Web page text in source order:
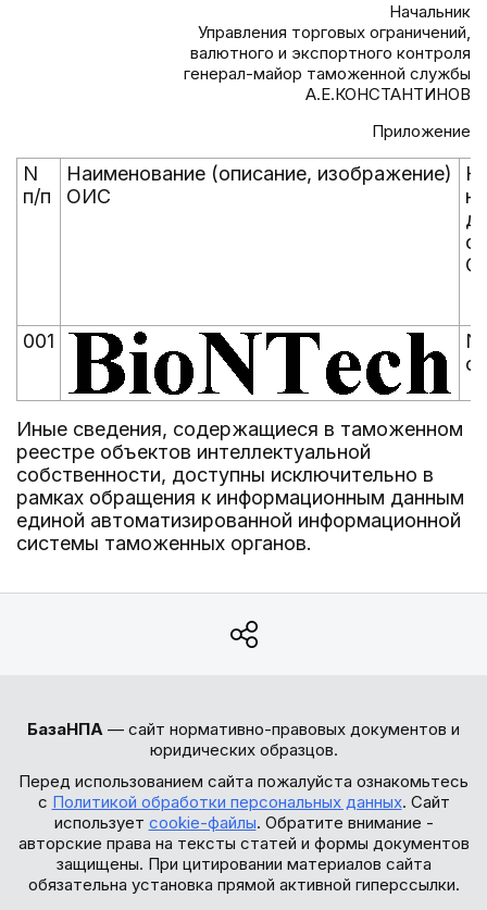
Начальник
Управления торговых ограничений,
валютного и экспортного контроля
генерал-майор таможенной службы
А.Е.КОНСТАНТИНОВ
Приложение
N
п/п
Наименование (описание, изображение)
ОИС
001
N
Иные сведения, содержащиеся в таможенном
реестре объектов интеллектуальной
собственности, доступны исключительно в
рамках обращения к информационным данным
единой автоматизированной информационной
системы таможенных органов.
БазаНПА — сайт нормативно-правовых документов и
юридических образцов.
Перед использованием сайта пожалуйста ознакомьтесь
с Политикой обработки персональных данных. Сайт
использует cookie-файлы. Обратите внимание -
авторские права на тексты статей и формы документов
защищены. При цитировании материалов сайта
обязательна установка прямой активной гиперссылки.